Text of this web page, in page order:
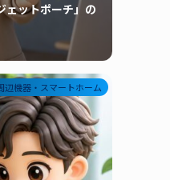
ェットポーチ」の
辺機器・スマートホーム